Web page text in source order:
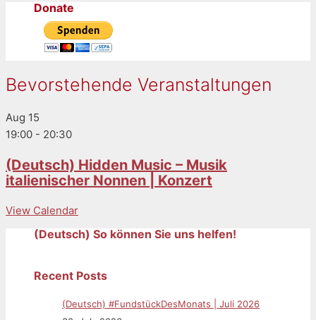
Donate
Bevorstehende Veranstaltungen
Aug 15
19:00 - 20:30
(Deutsch) Hidden Music – Musik
italienischer Nonnen | Konzert
View Calendar
(Deutsch) So können Sie uns helfen!
Recent Posts
(Deutsch) #FundstückDesMonats | Juli 2026